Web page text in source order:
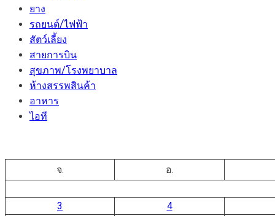
ยาง
รถยนต์/ไฟฟ้า
สัตว์เลี้ยง
สายการบิน
สุขภาพ/โรงพยาบาล
ห้างสรรพสินค้า
อาหาร
ไอที
จ. อ.
3
4